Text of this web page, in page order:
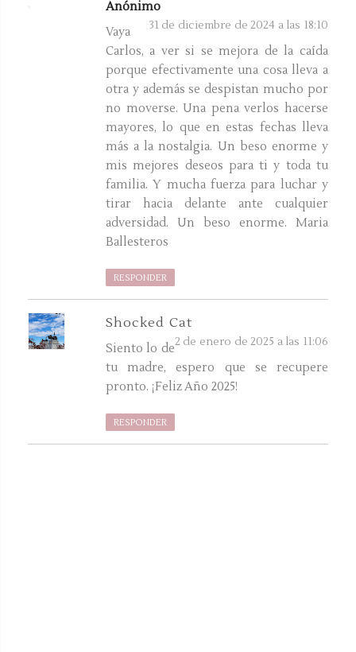
Anónimo
31 de diciembre de 2024 a las 18:10
Vaya
Carlos, a ver si se mejora de la caída
porque efectivamente una cosa lleva a
otra y además se despistan mucho por
no moverse. Una pena verlos hacerse
mayores, lo que en estas fechas lleva
más a la nostalgia. Un beso enorme y
mis mejores deseos para ti y toda tu
familia. Y mucha fuerza para luchar y
tirar hacia delante ante cualquier
adversidad. Un beso enorme. Maria
Ballesteros
RESPONDER
Shocked Cat
2 de enero de 2025 a las 11:06
Siento lo de
tu madre, espero que se recupere
pronto. ¡Feliz Año 2025!
RESPONDER